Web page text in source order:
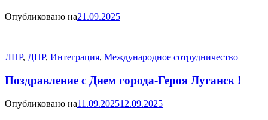
Опубликовано на21.09.2025
ЛНР, ДНР, Интеграция, Международное сотрудничество
Поздравление с Днем города-Героя Луганск !
Опубликовано на11.09.202512.09.2025